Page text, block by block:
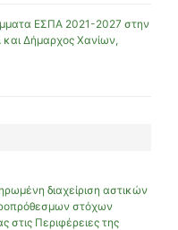
ΕΣΠΑ 2021-2027 στην
Δήμαρχος Χανίων,
διαχείριση αστικών
στόχων
στις Περιφέρειες της